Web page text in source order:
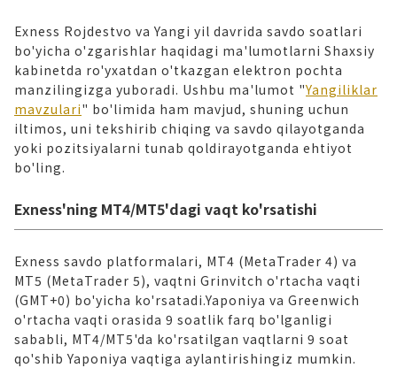
Exness Rojdestvo va Yangi yil davrida savdo soatlari
bo'yicha o'zgarishlar haqidagi ma'lumotlarni Shaxsiy
kabinetda ro'yxatdan o'tkazgan elektron pochta
manzilingizga yuboradi. Ushbu ma'lumot "Yangiliklar
mavzulari" bo'limida ham mavjud, shuning uchun
iltimos, uni tekshirib chiqing va savdo qilayotganda
yoki pozitsiyalarni tunab qoldirayotganda ehtiyot
bo'ling.
Exness'ning MT4/MT5'dagi vaqt ko'rsatishi
Exness savdo platformalari, MT4 (MetaTrader 4) va
MT5 (MetaTrader 5), vaqtni Grinvitch o'rtacha vaqti
(GMT+0) bo'yicha ko'rsatadi.Yaponiya va Greenwich
o'rtacha vaqti orasida 9 soatlik farq bo'lganligi
sababli, MT4/MT5'da ko'rsatilgan vaqtlarni 9 soat
qo'shib Yaponiya vaqtiga aylantirishingiz mumkin.